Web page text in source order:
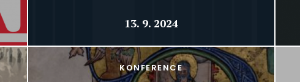
13. 9. 2024
KONFERENCE